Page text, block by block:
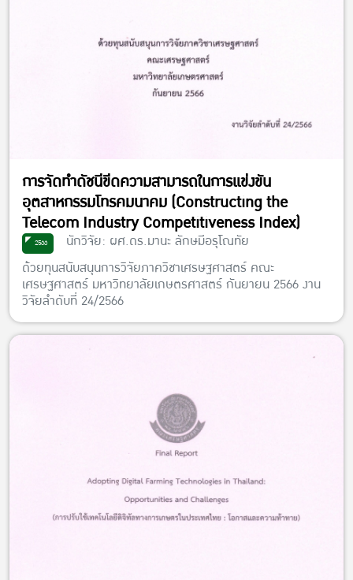
การจัดทำดัชนีขีดความสามารถในการแข่งขัน
อุตสาหกรรมโทรคมนาคม (Constructing the
Telecom Industry Competitiveness Index)
2566
นักวิจัย: ผศ.ดร.มานะ ลักษมีอรุโณทัย
ด้วยทุนสนับสนุนการวิจัยภาควิชาเศรษฐศาสตร์ คณะ
เศรษฐศาสตร์ มหาวิทยาลัยเกษตรศาสตร์ กันยายน 2566 งาน
วิจัยลำดับที่ 24/2566